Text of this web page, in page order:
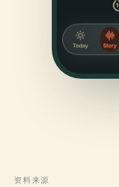
资料来源